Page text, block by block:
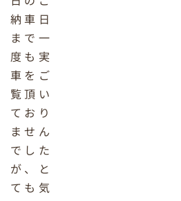
納車日
まで一
度も実
車をご
覧頂い
ており
ません
でした
が、と
ても気